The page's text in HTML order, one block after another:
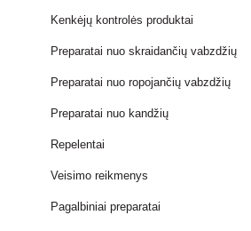
Kenkėjų kontrolės produktai
Preparatai nuo skraidančių vabzdžių
Preparatai nuo ropojančių vabzdžių
Preparatai nuo kandžių
Repelentai
Veisimo reikmenys
Pagalbiniai preparatai